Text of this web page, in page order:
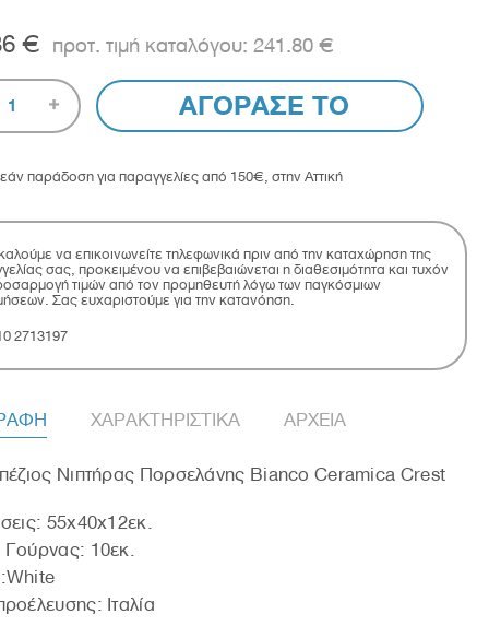
€ 241.80 €
1 ΑΓΟΡΑΣΕ ΤΟ
παράδοση για παραγγελίες από 150€, στην Αττική
να επικοινωνείτε τηλεφωνικά πριν από την καταχώρηση της
σας, προκειμένου να επιβεβαιώνεται η διαθεσιμότητα και τυχόν
τιμών από τον προμηθευτή λόγω των παγκόσμιων
Σας ευχαριστούμε για την κατανόηση.
2713197
ΧΑΡΑΚΤΗΡΙΣΤΙΚΑ ΑΡΧΕΙΑ
Νιπτήρας Πορσελάνης Bianco Ceramica Crest
55x40x12εκ.
10εκ.
Ιταλία